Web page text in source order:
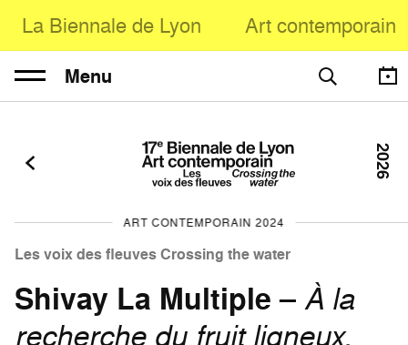
La Biennale de Lyon Art contemporain
Menu
ART CONTEMPORAIN 2024
Les voix des fleuves Crossing the water
Shivay La Multiple – À la
recherche du fruit ligneux,
2026